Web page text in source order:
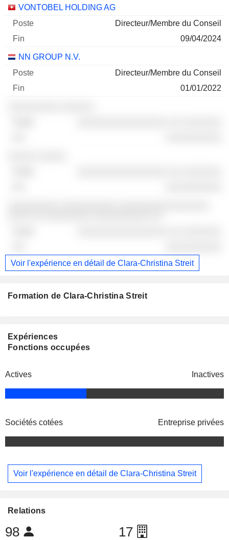
Sociétés Poste Fin
VONTOBEL HOLDING AG
Directeur/Membre du Conseil
09/04/2024
NN GROUP N.V.
Directeur/Membre du Conseil
01/01/2022
Voir l'expérience en détail de Clara-Christina Streit
Formation de Clara-Christina Streit
Expériences
Fonctions occupées
Actives Inactives
Sociétés cotées Entreprise privées
Voir l'expérience en détail de Clara-Christina Streit
Relations
98 17